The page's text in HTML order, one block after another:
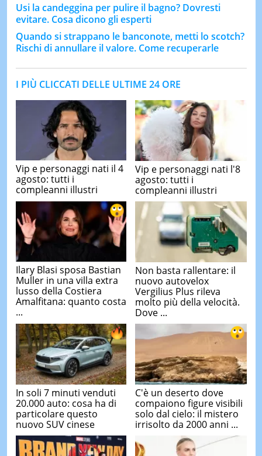
Usi la candeggina per pulire il bagno? Dovresti
evitare. Cosa dicono gli esperti
Quando si strappano le banconote, metti lo scotch?
Rischi di annullare il valore. Come recuperarle
I PIÙ CLICCATI DELLE ULTIME 24 ORE
Vip e personaggi nati il 4
agosto: tutti i
compleanni illustri
Vip e personaggi nati l'8
agosto: tutti i
compleanni illustri
Ilary Blasi sposa Bastian
Muller in una villa extra
lusso della Costiera
Amalfitana: quanto costa
...
Non basta rallentare: il
nuovo autovelox
Vergilius Plus rileva
molto più della velocità.
Dove ...
In soli 7 minuti venduti
20.000 auto: cosa ha di
particolare questo
nuovo SUV cinese
C'è un deserto dove
compaiono figure visibili
solo dal cielo: il mistero
irrisolto da 2000 anni ...